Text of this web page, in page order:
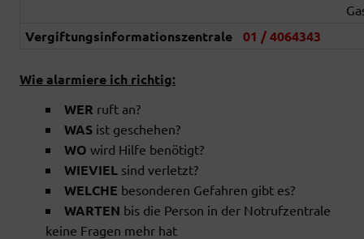
Vergiftungsinformationszentrale 01 / 4064343
Wie alarmiere ich richtig:
WER ruft an?
WAS ist geschehen?
WO wird Hilfe benötigt?
WIEVIEL sind verletzt?
WELCHE besonderen Gefahren gibt es?
WARTEN bis die Person in der Notrufzentrale
keine Fragen mehr hat